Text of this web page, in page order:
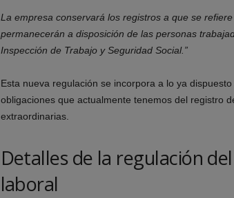
La empresa conservará los registros a que se
permanecerán a disposición de las personas
Inspección de Trabajo y Seguridad Social.”
Esta nueva regulación se incorpora a lo ya
obligaciones que actualmente tenemos del registro
extraordinarias.
Detalles de la regulación
laboral